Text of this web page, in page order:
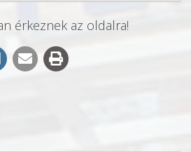
érkeznek az oldalra!